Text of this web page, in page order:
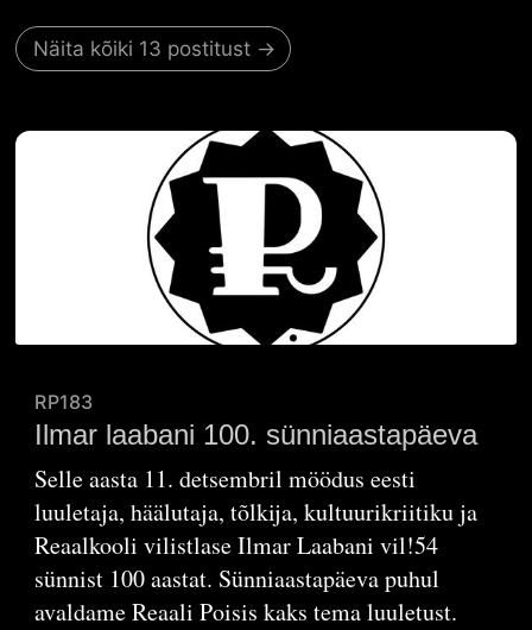
Näita kõiki 13 postitust →
RP183
Ilmar laabani 100. sünniaastapäeva
Selle aasta 11. detsembril möödus eesti
luuletaja, häälutaja, tõlkija, kultuurikriitiku ja
Reaalkooli vilistlase Ilmar Laabani vil!54
sünnist 100 aastat. Sünniaastapäeva puhul
avaldame Reaali Poisis kaks tema luuletust.